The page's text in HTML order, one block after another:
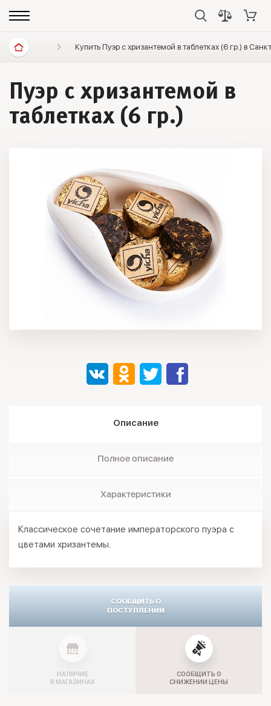
Диетические продукты Элитный чай Пуэр
Купить Пуэр с хризантемой в таблетках (6 гр.) в
Пуэр с хризантемой в
таблетках (6 гр.)
Описание
Полное описание
Характеристики
Классическое сочетание императорского пуэра с
цветами хризантемы.
СООБЩИТЬ О
ПОСТУПЛЕНИИ
НАЛИЧИЕ
В МАГАЗИНАХ
СООБЩИТЬ О
СНИЖЕНИИ ЦЕНЫ